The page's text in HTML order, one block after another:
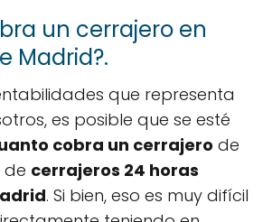
un cerrajero en
Madrid?.
que representa
es posible que se esté
cobra un cerrajero de
cerrajeros 24 horas
. Si bien, eso es muy difícil